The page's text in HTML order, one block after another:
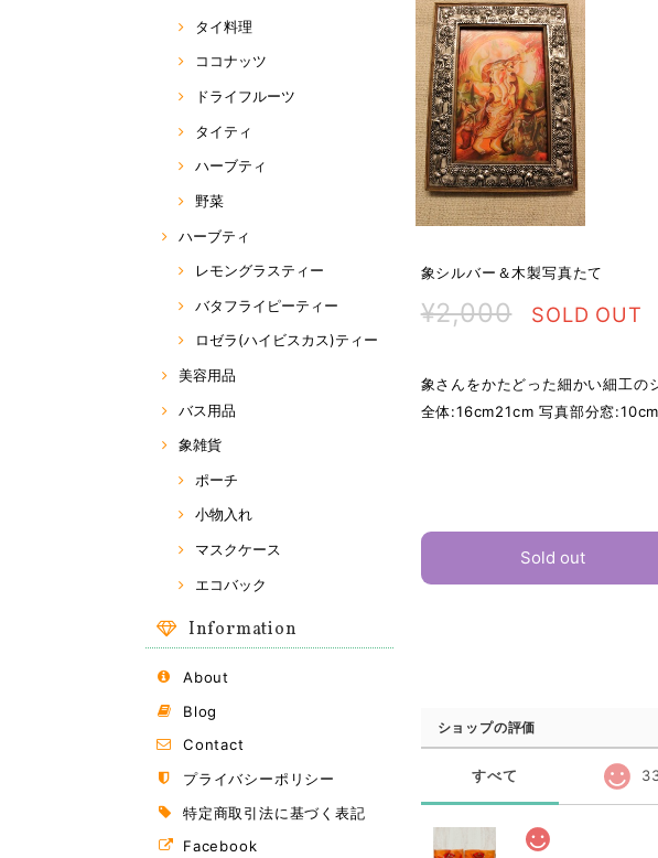
タイ料理
ココナッツ
ドライフルーツ
タイティ
ハーブティ
野菜
ハーブティ
レモングラスティー
バタフライピーティー
ロゼラ(ハイビスカス)ティー
美容用品
バス用品
象雑貨
ポーチ
小物入れ
マスクケース
エコバック
Information
About
Blog
Contact
プライバシーポリシー
特定商取引法に基づく表記
Facebook
象シルバー＆木製写真たて
¥2,000 SOLD OUT
象さんをかたどった細かい細工の
全体:16cm21cm 写真部分窓
Sold out
ショップの評価
すべて